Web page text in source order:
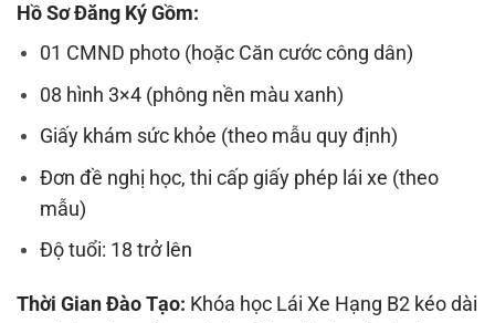
Hồ Sơ Đăng Ký Gồm:
01 CMND photo (hoặc Căn cước công dân)
08 hình 3×4 (phông nền màu xanh)
Giấy khám sức khỏe (theo mẫu quy định)
Đơn đề nghị học, thi cấp giấy phép lái xe (theo
mẫu)
Độ tuổi: 18 trở lên
Thời Gian Đào Tạo: Khóa học Lái Xe Hạng B2 kéo dài